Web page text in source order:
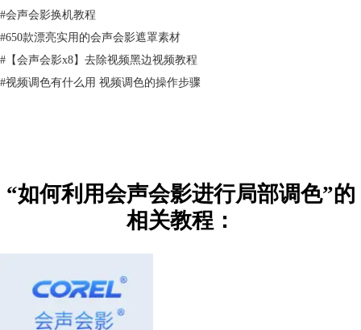
更多会声会影小技巧，就去官网参考
#会声会影换机教程
#650款漂亮实用的会声会影遮罩素材
# 【会声会影x8】去除视频黑边视频教程
#视频调色有什么用 视频调色的操作步骤
“如何利用会声会影进行局部调色”的
相关教程：